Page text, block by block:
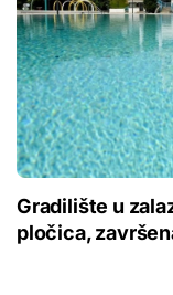
Gradilište u
pločica,